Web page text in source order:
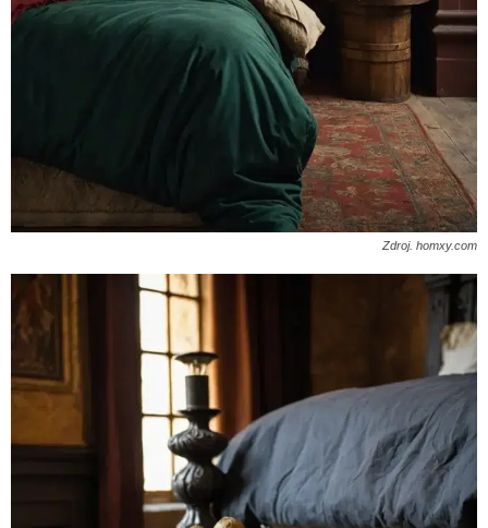
Zdroj. homxy.com